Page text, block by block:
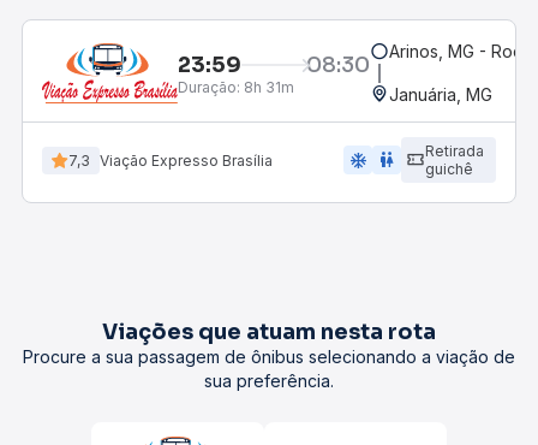
23:59 08:30
Duração: 8h 31m
Arinos, MG -
Januária, MG
7,3 Viação Expresso Brasília ac_unit wc
Retirada
guichê
Viações que atuam nesta rota
Procure a sua passagem de ônibus selecionando a viação de
sua preferência.